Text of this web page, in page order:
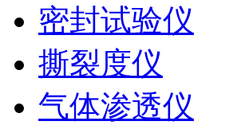
密封试验仪
撕裂度仪
气体渗透仪